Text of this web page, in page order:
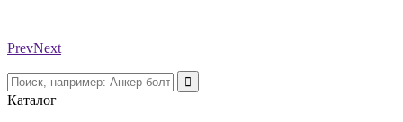
PrevNext
Каталог